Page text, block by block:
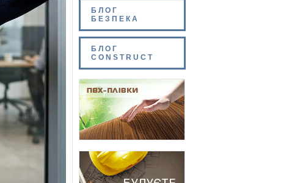
БЛОГ
БЕЗПЕКА
БЛОГ
CONSTRUCT